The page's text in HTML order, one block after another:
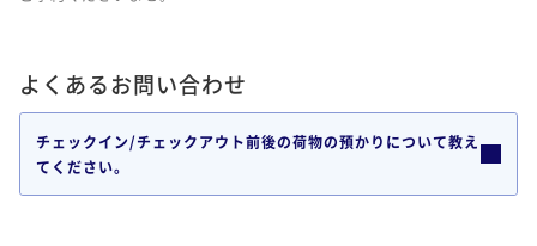
よくあるお問い合わせ
チェックイン/チェックアウト前後の荷物の預かりについて教え
てください。